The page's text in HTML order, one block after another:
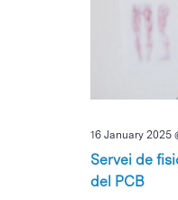
Servei de
del PCB
16 January 2025